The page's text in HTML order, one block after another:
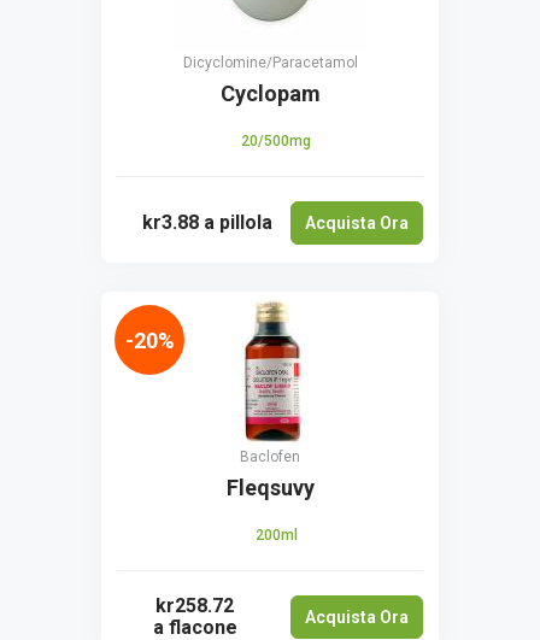
Dicyclomine/Paracetamol
Cyclopam
20/500mg
kr3.88 a pillola Acquista Ora
Baclofen
Fleqsuvy
200ml
kr258.72
a flacone
Acquista Ora
-20%